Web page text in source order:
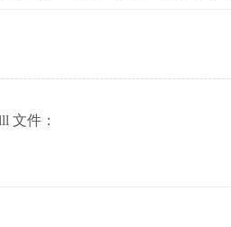
文件：